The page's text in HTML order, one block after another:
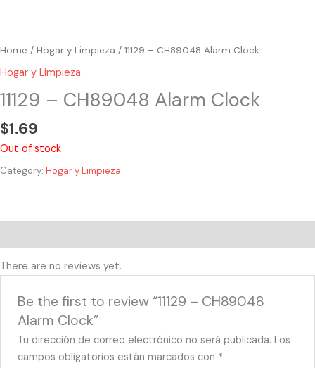
Home / Hogar y Limpieza / 11129 – CH89048 Alarm Clock
Hogar y Limpieza
11129 – CH89048 Alarm Clock
$1.69
Out of stock
Category: Hogar y Limpieza
There are no reviews yet.
Be the first to review “11129 – CH89048
Alarm Clock”
Tu dirección de correo electrónico no será publicada. Los
campos obligatorios están marcados con *